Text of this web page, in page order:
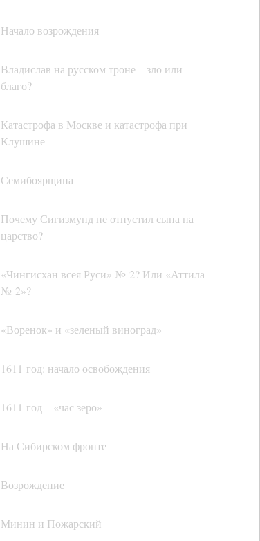
Начало возрождения
Владислав на русском троне – зло или
благо?
Катастрофа в Москве и катастрофа при
Клушине
Семибоярщина
Почему Сигизмунд не отпустил сына на
царство?
«Чингисхан всея Руси» № 2? Или «Аттила
№ 2»?
«Воренок» и «зеленый виноград»
1611 год: начало освобождения
1611 год – «час зеро»
На Сибирском фронте
Возрождение
Минин и Пожарский